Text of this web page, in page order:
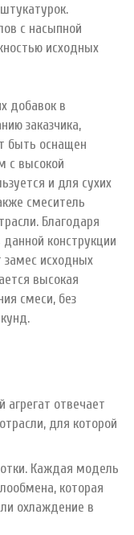
с насыпной
исходных
добавок в
заказчика,
быть оснащен
с высокой
и для сухих
смеситель
Благодаря
конструкции
замес исходных
высокая
смеси, без
отвечает
для которой
Каждая модель
которая
охлаждение в